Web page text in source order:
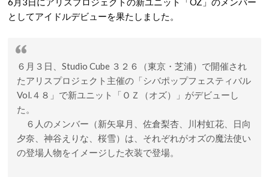
としてアイドルデビューを果たしました。
６月３日、Studio Cube ３２６（東京・芝浦）で開催され
たアリスプロジェクト主催の「シバポップフェスティバル
Vol.４８」で新ユニット「ＯＺ（オズ）」がデビューし
た。
６人のメンバー（新矢皐月、佐倉梨杏、川村虹花、日向
夕奈、神谷えりな、桜雪）は、それぞれがオズの魔法使い
の登場人物をイメージした衣装で登場。